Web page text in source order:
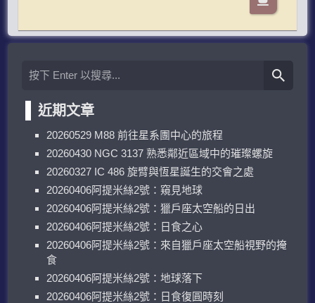
近期文章
20260529 M88 前往星系團中心的旅程
20260430 NGC 3137 熟悉鄰近區域中的璀璨螺旋
20260327 IC 486 旋臂與恆星誕生的交會之處
20260406阿提米絲2號：窺見地球
20260406阿提米絲2號：獵戶座太空船的日出
20260406阿提米絲2號：日食之心
20260406阿提米絲2號：來自獵戶座太空船視野的掩
食
20260406阿提米絲2號：地球落下
20260406阿提米絲2號：日食復圓時刻